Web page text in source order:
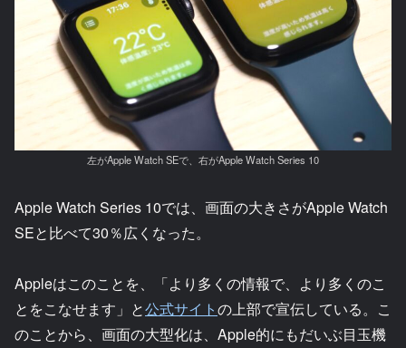
左がApple Watch SEで、右がApple Watch Series 10
Apple Watch Series 10では、画面の大きさがApple Watch
SEと比べて30％広くなった。
Appleはこのことを、「より多くの情報で、より多くのこ
とをこなせます」と公式サイトの上部で宣伝している。こ
のことから、画面の大型化は、Apple的にもだいぶ目玉機